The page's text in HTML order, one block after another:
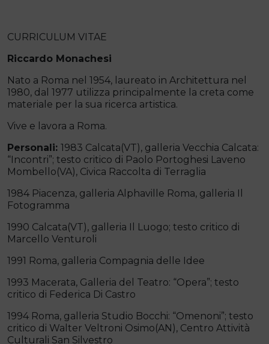
CURRICULUM VITAE
Riccardo Monachesi
Nato a Roma nel 1954, laureato in Architettura nel
1980, dal 1977 utilizza principalmente la creta come
materiale per la sua ricerca artistica.
Vive e lavora a Roma.
Personali: 1983 Calcata(VT), galleria Vecchia Calcata:
“Incontri”; testo critico di Paolo Portoghesi Laveno
Mombello(VA), Civica Raccolta di Terraglia
1984 Piacenza, galleria Alphaville Roma, galleria Il
Fotogramma
1990 Calcata(VT), galleria Il Luogo; testo critico di
Marcello Venturoli
1991 Roma, galleria Compagnia delle Idee
1993 Macerata, Galleria del Teatro: “Opera”; testo
critico di Federica Di Castro
1994 Roma, galleria Studio Bocchi: “Omenoni”; testo
critico di Walter Veltroni Osimo(AN), Centro Attività
Culturali San Silvestro